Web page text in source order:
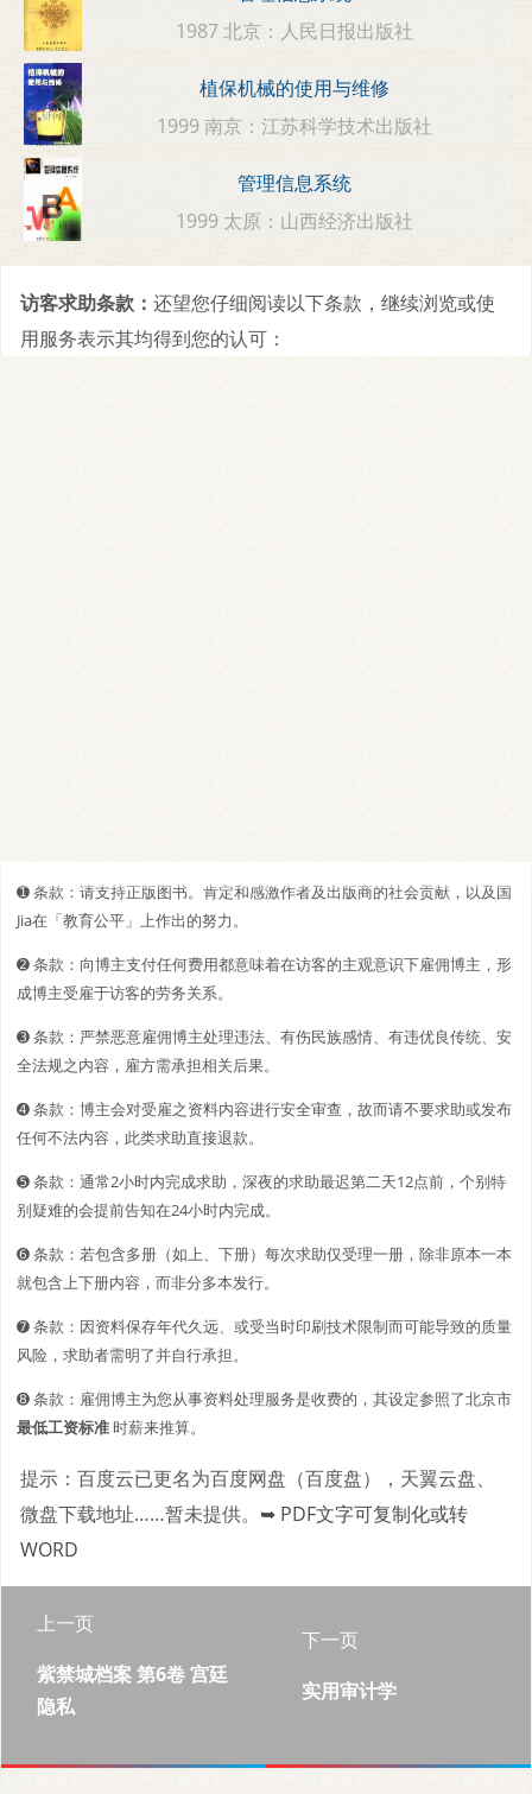
1987 北京：人民日报出版社
植保机械的使用与维修
1999 南京：江苏科学技术出版社
管理信息系统
1999 太原：山西经济出版社
访客求助条款： 还望您仔细阅读以下条款，继续浏览或使
用服务表示其均得到您的认可：
➊️ 条款：请支持正版图书。肯定和感激作者及出版商的社会贡献，以及国
Jia在「教育公平」上作出的努力。
➋️️ 条款：向博主支付任何费用都意味着在访客的主观意识下雇佣博主，形
成博主受雇于访客的劳务关系。
➌ 条款：严禁恶意雇佣博主处理违法、有伤民族感情、有违优良传统、安
全法规之内容，雇方需承担相关后果。
➍ 条款：博主会对受雇之资料内容进行安全审查，故而请不要求助或发布
任何不法内容，此类求助直接退款。
➎ 条款：通常2小时内完成求助，深夜的求助最迟第二天12点前，个别特
别疑难的会提前告知在24小时内完成。
➏ 条款：若包含多册（如上、下册）每次求助仅受理一册，除非原本一本
就包含上下册内容，而非分多本发行。
➐ 条款：因资料保存年代久远、或受当时印刷技术限制而可能导致的质量
风险，求助者需明了并自行承担。
➑ 条款：雇佣博主为您从事资料处理服务是收费的，其设定参照了北京市
最低工资标准时薪来推算。
提示：百度云已更名为百度网盘（百度盘），天翼云盘、
微盘下载地址……暂未提供。 ➥ PDF文字可复制化或转
WORD
上一页
紫禁城档案 第6卷 宫廷
隐私
下一页
实用审计学